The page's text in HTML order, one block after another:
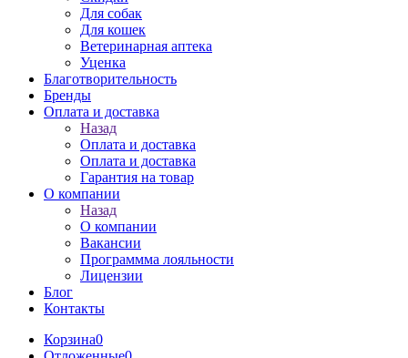
Для собак
Для кошек
Ветеринарная аптека
Уценка
Благотворительность
Бренды
Оплата и доставка
Назад
Оплата и доставка
Оплата и доставка
Гарантия на товар
О компании
Назад
О компании
Вакансии
Программма лояльности
Лицензии
Блог
Контакты
Корзина0